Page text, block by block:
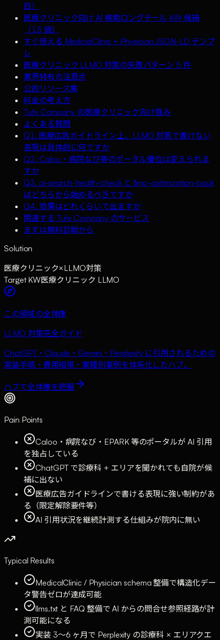
目）
医療クリニック向け AI 検索ロングテール KW 候補
（15 個）
すぐ使える MedicalClinic + Physician JSON-LD テンプ
レ
医療クリニック LLMO 対策の失敗パターン 5 件
業界特有の注意点
公的リソース集
料金の考え方
Tufe Company の医療クリニック向け強み
よくある質問
Q1. 医療広告ガイドライン上、LLMO 対策で書けない
表現は具体的に何ですか
Q2. Caloo・病院なび等のポータル優位は変えられま
すか
Q3. ai-search-health-check と llmo-optimization-pack
はどちらから始めるべきですか
Q4. 効果はどれくらいで出ますか
関連する Tufe Company のサービス
まずは無料診断から
Solution
医療クリニック×LLMO対策
Target KW医療クリニック LLMO
この領域の全体像
LLMO 対策完全ガイド
ChatGPT・Claude・Gemini・Perplexity に引用されるための
実装手順・費用相場・業種別事例を体系化したハブ。
ハブで全体像を把握
Pain Points
Caloo・病院なび・EPARK 等のポータルが AI 引用
を独占している
ChatGPT で診療科 + エリアを聞かれても自院が候
補に出ない
医療広告ガイドラインで書ける表現に強い制約があ
る（限定解除要件等）
AI 引用状況を継続計測する仕組みが院内に無い
Typical Results
MedicalClinic / Physician schema 整備で構造化デー
タ警告ゼロが達成可能
llms.txt と FAQ 整備で AI からの問合せ参照経路が計
測可能になる
実装 3〜6 ヶ月で Perplexity の診療科 × エリアクエ